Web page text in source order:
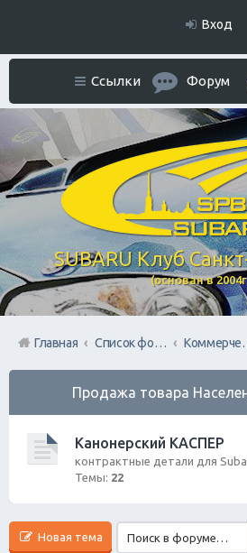
Вход
SUBARU Клуб
(основан в
Ссылки Форум
Главная Список форумов Коммерческий
Продажа товара
Канонерский КАСПЕР
контрактные детали для
Темы: 22
Новая тема